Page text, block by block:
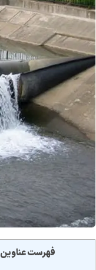
فهرست عناوین